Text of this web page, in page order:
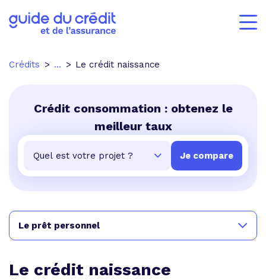
Crédits ... Le crédit naissance
Crédit consommation : obtenez le
meilleur taux
Le crédit naissance
Le prêt personnel